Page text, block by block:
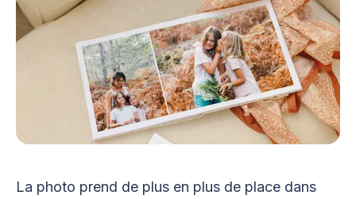
La photo prend de plus en plus de place dans